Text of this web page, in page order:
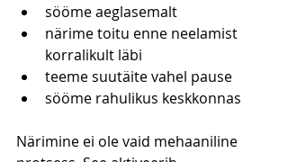
sööme aeglasemalt
närime toitu enne neelamist
korralikult läbi
teeme suutäite vahel pause
sööme rahulikus keskkonnas
Närimine ei ole vaid mehaaniline